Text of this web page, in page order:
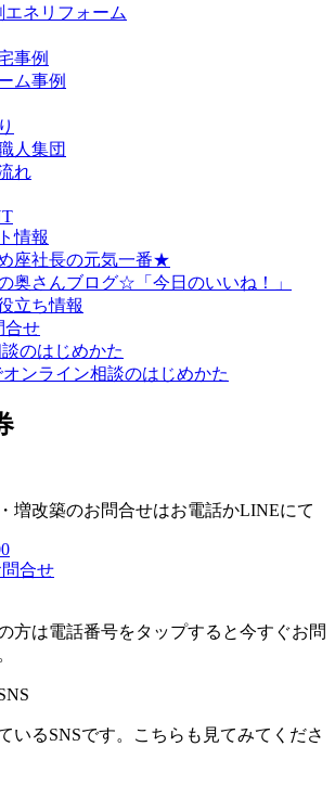
エネリフォーム
事例
ム事例
人集団
れ
情報
座社長の元気一番★
奥さんブログ☆「今日のいいね！」
立ち情報
合せ
のはじめかた
オンライン相談のはじめかた
増改築のお問合せはお電話かLINEにて
方は電話番号をタップすると今すぐお問
いるSNSです。こちらも見てみてくださ